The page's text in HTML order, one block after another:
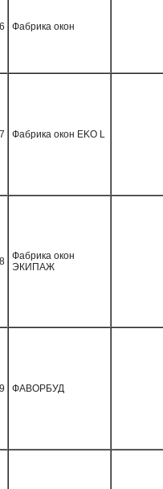
Фабрика окон
Фабрика окон EKO L
Фабрика окон
ЭКИПАЖ
ФАВОРБУД